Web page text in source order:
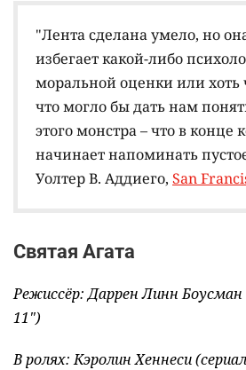
"Лента сделана умело, но
избегает какой-либо
моральной оценки или хоть
что могло бы дать нам
этого монстра – что в конце
начинает напоминать
Уолтер В. Аддиего, San
Святая Агата
Режиссёр: Даррен Линн
11")
В ролях: Кэролин Хеннеси